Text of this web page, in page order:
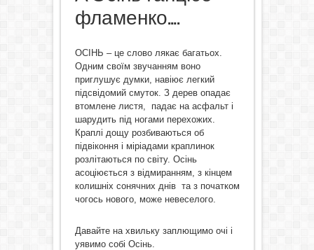
фламенко….
ОСІНЬ – це слово лякає багатьох.
Одним своїм звучанням воно
приглушує думки, навіює легкий
підсвідомий смуток. З дерев опадає
втомлене листя, падає на асфальт і
шарудить під ногами перехожих.
Краплі дощу розбиваються об
підвіконня і міріадами краплинок
розлітаються по світу. Осінь
асоціюється з відмиранням, з кінцем
колишніх сонячних днів та з початком
чогось нового, може невеселого.
Давайте на хвильку заплющимо очі і
уявимо собі Осінь.